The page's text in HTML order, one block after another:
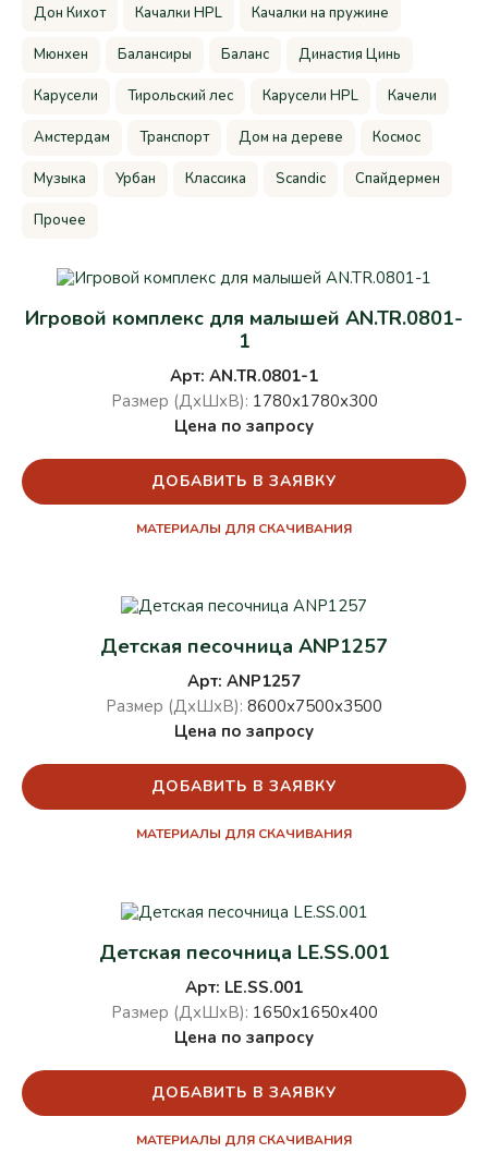
Дон Кихот Качалки HPL Качалки на пружине
Мюнхен Балансиры Баланс Династия Цинь
Карусели Тирольский лес Карусели HPL Качели
Амстердам Транспорт Дом на дереве Космос
Музыка Урбан Классика Scandic Спайдермен
Прочее
Игровой комплекс для малышей AN.TR.0801-
1
Арт: AN.TR.0801-1
Размер (ДхШхВ): 1780х1780х300
Цена по запросу
ДОБАВИТЬ В ЗАЯВКУ
МАТЕРИАЛЫ ДЛЯ СКАЧИВАНИЯ
Детская песочница ANP1257
Арт: ANP1257
Размер (ДхШхВ): 8600х7500х3500
Цена по запросу
ДОБАВИТЬ В ЗАЯВКУ
МАТЕРИАЛЫ ДЛЯ СКАЧИВАНИЯ
Детская песочница LE.SS.001
Арт: LE.SS.001
Размер (ДхШхВ): 1650х1650х400
Цена по запросу
ДОБАВИТЬ В ЗАЯВКУ
МАТЕРИАЛЫ ДЛЯ СКАЧИВАНИЯ